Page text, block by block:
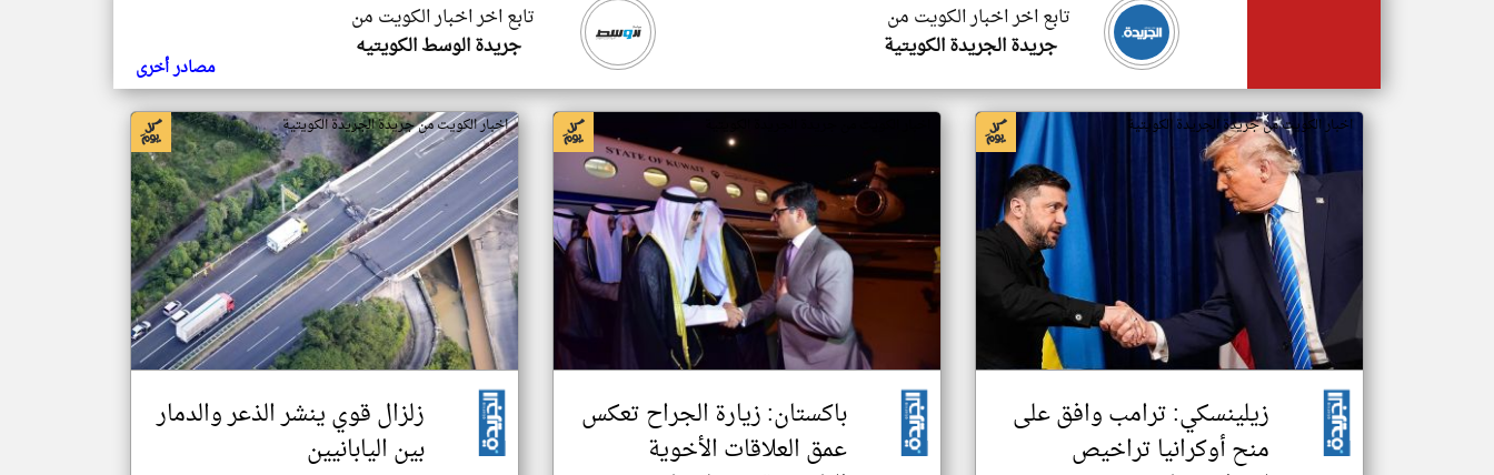
تابع اخر اخبار الكويت من
جريدة الوسط الكويتيه
تابع اخر اخبار الكويت من
جريدة الجريدة الكويتية
مصادر أخرى
اخبار الكويت من جريدة الجريدة الكويتية
زيلينسكي: ترامب وافق على
منح أوكرانيا تراخيص
باكستان: زيارة الجراح تعكس
عمق العلاقات الأخوية
اخبار الكويت من جريدة الجريدة الكويتية
زلزال قوي ينشر الذعر والدمار
بين اليابانيين